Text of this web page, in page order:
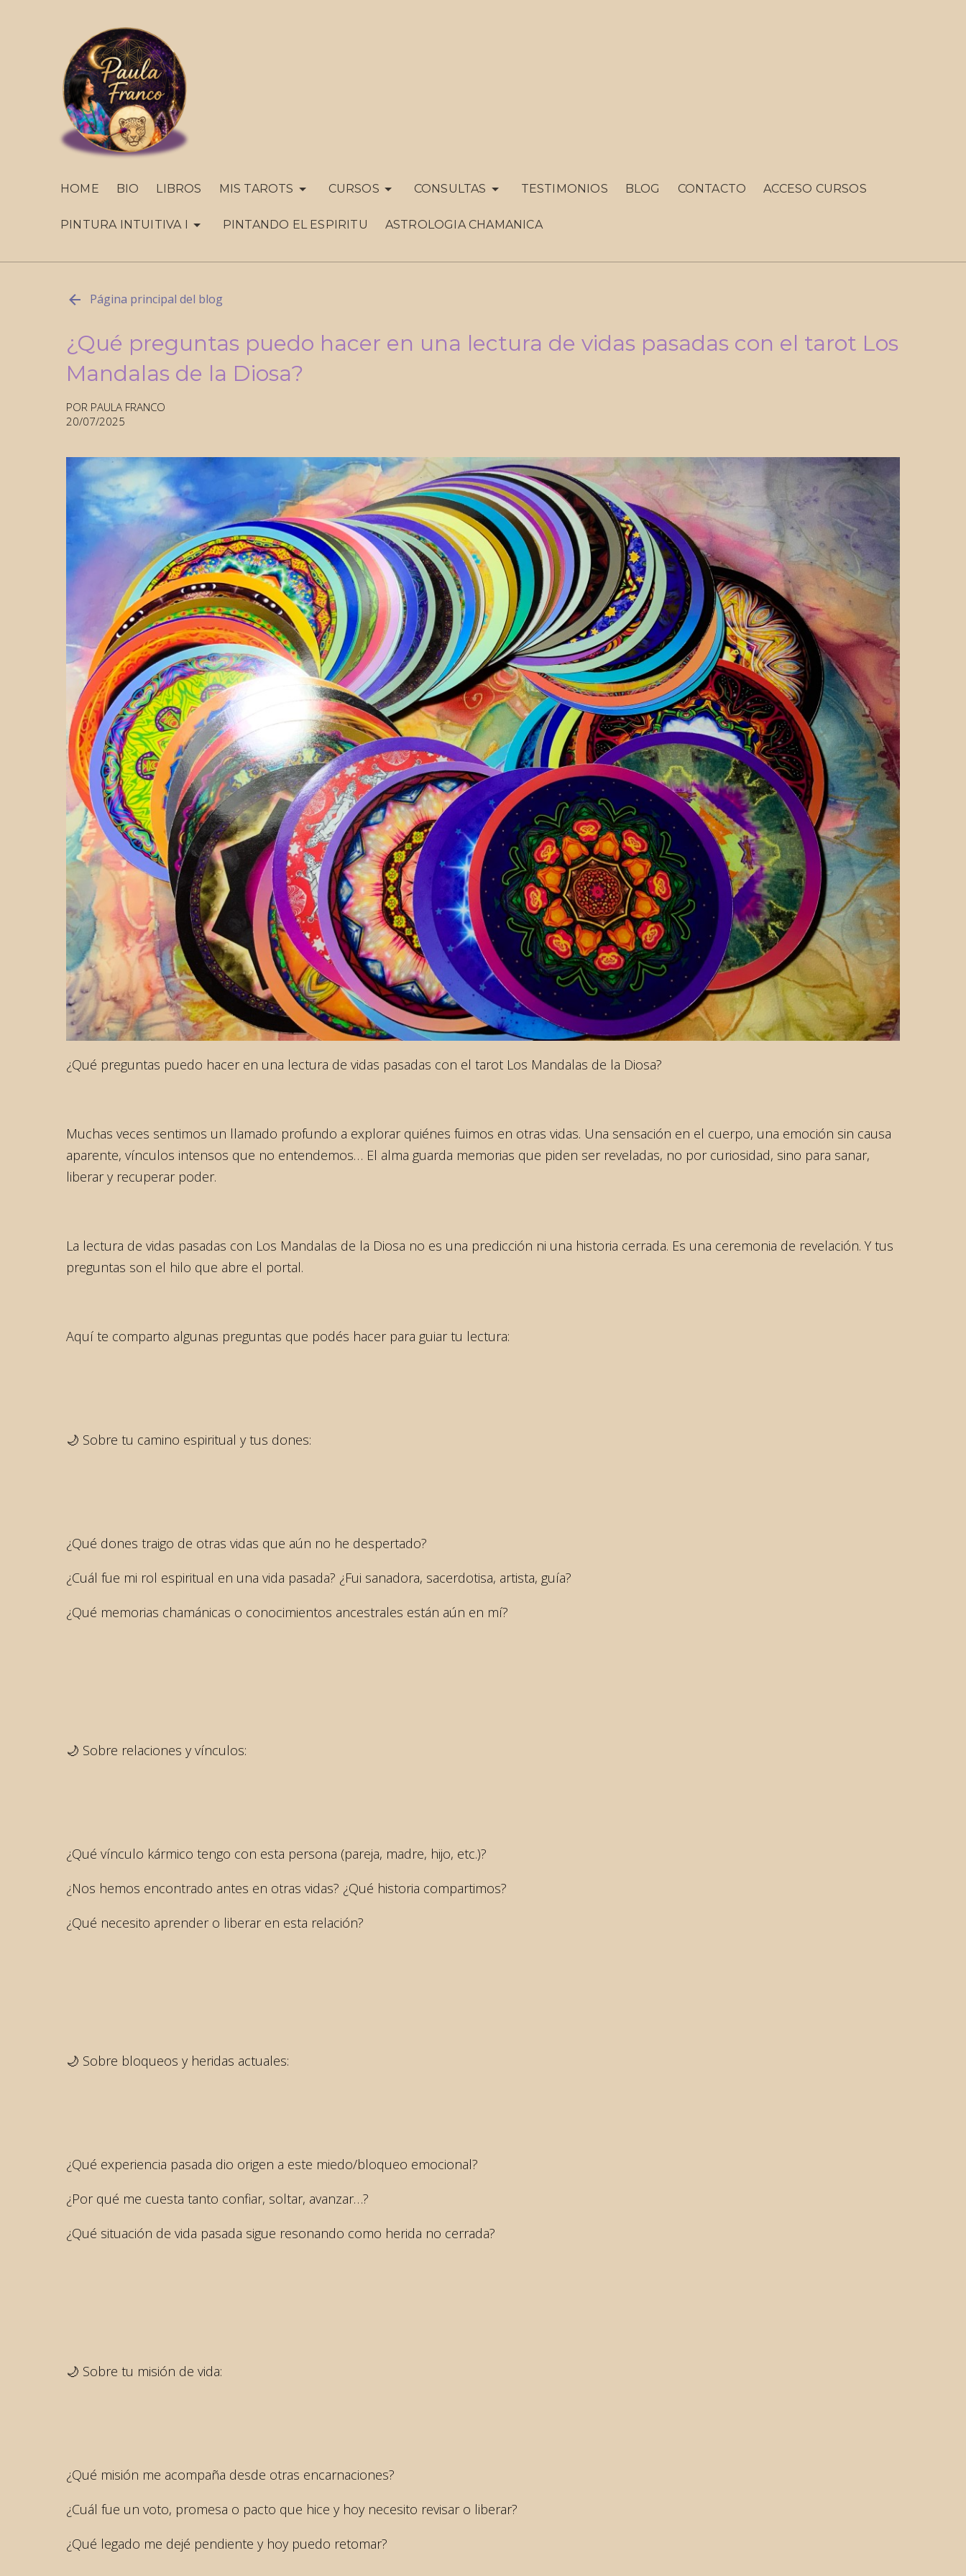
HOME BIO LIBROS MIS TAROTS CURSOS CONSULTAS TESTIMONIOS BLOG CONTACTO ACCESO CURSOS
PINTURA INTUITIVA I PINTANDO EL ESPIRITU ASTROLOGIA CHAMANICA
Página principal del blog
¿Qué preguntas puedo hacer en una lectura de vidas pasadas con el tarot Los
Mandalas de la Diosa?
POR PAULA FRANCO
20/07/2025
¿Qué preguntas puedo hacer en una lectura de vidas pasadas con el tarot Los Mandalas de la Diosa?
Muchas veces sentimos un llamado profundo a explorar quiénes fuimos en otras vidas. Una sensación en el cuerpo, una emoción sin causa
aparente, vínculos intensos que no entendemos… El alma guarda memorias que piden ser reveladas, no por curiosidad, sino para sanar,
liberar y recuperar poder.
La lectura de vidas pasadas con Los Mandalas de la Diosa no es una predicción ni una historia cerrada. Es una ceremonia de revelación. Y tus
preguntas son el hilo que abre el portal.
Aquí te comparto algunas preguntas que podés hacer para guiar tu lectura:
🌙 Sobre tu camino espiritual y tus dones:
¿Qué dones traigo de otras vidas que aún no he despertado?
¿Cuál fue mi rol espiritual en una vida pasada? ¿Fui sanadora, sacerdotisa, artista, guía?
¿Qué memorias chamánicas o conocimientos ancestrales están aún en mí?
🌙 Sobre relaciones y vínculos:
¿Qué vínculo kármico tengo con esta persona (pareja, madre, hijo, etc.)?
¿Nos hemos encontrado antes en otras vidas? ¿Qué historia compartimos?
¿Qué necesito aprender o liberar en esta relación?
🌙 Sobre bloqueos y heridas actuales:
¿Qué experiencia pasada dio origen a este miedo/bloqueo emocional?
¿Por qué me cuesta tanto confiar, soltar, avanzar…?
¿Qué situación de vida pasada sigue resonando como herida no cerrada?
🌙 Sobre tu misión de vida:
¿Qué misión me acompaña desde otras encarnaciones?
¿Cuál fue un voto, promesa o pacto que hice y hoy necesito revisar o liberar?
¿Qué legado me dejé pendiente y hoy puedo retomar?